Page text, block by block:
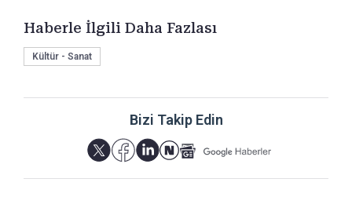
Haberle İlgili Daha Fazlası
Kültür - Sanat
Bizi Takip Edin